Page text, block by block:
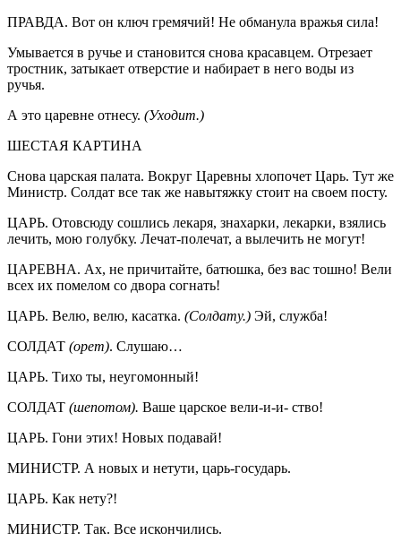
ПРАВДА. Вот он ключ гремячий! Не обманула вражья сила!
Умывается в ручье и становится снова красавцем. Отрезает
тростник, затыкает отверстие и набирает в него воды из
ручья.
А это царевне отнесу. (Уходит.)
ШЕСТАЯ КАРТИНА
Снова царская палата. Вокруг Царевны хлопочет Царь. Тут же
Министр. Солдат все так же навытяжку стоит на своем посту.
ЦАРЬ. Отовсюду сошлись лекаря, знахарки, лекарки, взялись
лечить, мою голубку. Лечат-полечат, а вылечить не могут!
ЦАРЕВНА. Ах, не причитайте, батюшка, без вас тошно! Вели
всех их помелом со двора согнать!
ЦАРЬ. Велю, велю, касатка. (Солдату.) Эй, служба!
СОЛДАТ (орет). Слушаю…
ЦАРЬ. Тихо ты, неугомонный!
СОЛДАТ (шепотом). Ваше царское вели-и-и- ство!
ЦАРЬ. Гони этих! Новых подавай!
МИНИСТР. А новых и нетути, царь-государь.
ЦАРЬ. Как нету?!
МИНИСТР. Так. Все искончились.